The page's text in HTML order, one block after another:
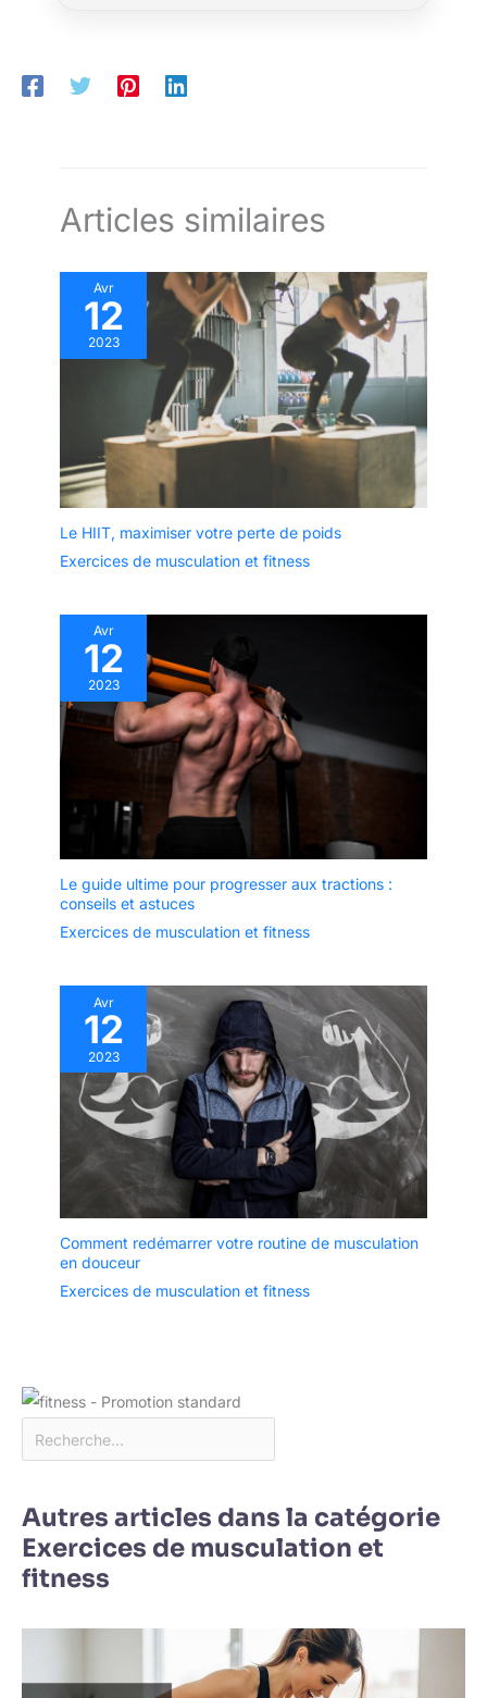
Articles similaires
Avr
12
2023
Le HIIT, maximiser votre perte de poids
Exercices de musculation et fitness
Avr
12
2023
Le guide ultime pour progresser aux tractions :
conseils et astuces
Exercices de musculation et fitness
Avr
12
2023
Comment redémarrer votre routine de musculation
en douceur
Exercices de musculation et fitness
Autres articles dans la catégorie
Exercices de musculation et
fitness